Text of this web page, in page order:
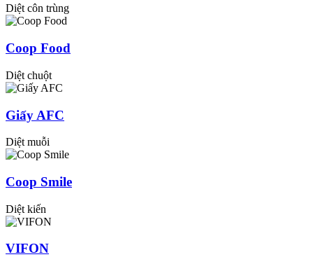
Diệt côn trùng
Coop Food
Diệt chuột
Giấy AFC
Diệt muỗi
Coop Smile
Diệt kiến
VIFON